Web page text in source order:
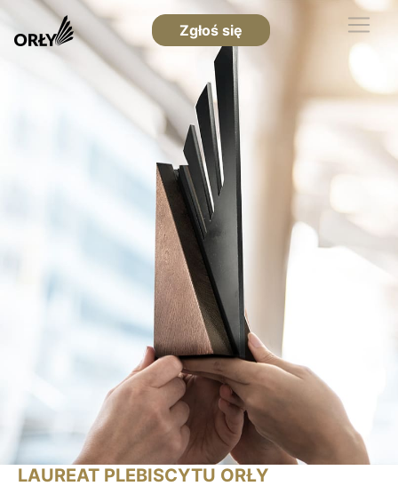
Zgłoś się
LAUREAT PLEBISCYTU ORŁY